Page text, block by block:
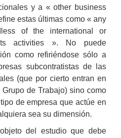
y a « other business
estas últimas como « any
of the international or
activities ». No puede
como refiriéndose sólo a
subcontratistas de las
(que por cierto entran en
de Trabajo) sino como
de empresa que actúe en
sea su dimensión.
del estudio que debe